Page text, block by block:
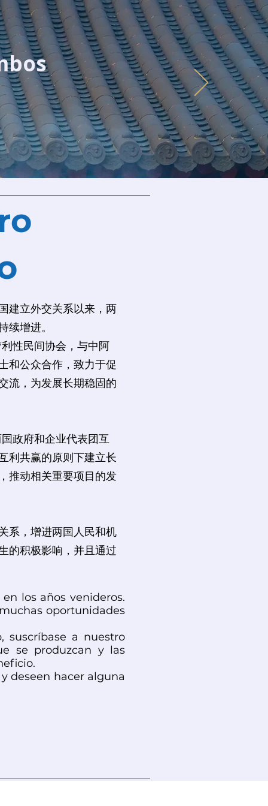
建立外交关系以来，两
续增进。
性民间协会，与中阿
和公众合作，致力于促
流，为发展长期稳固的
府和企业代表团互
利共赢的原则下建立长
推动相关重要项目的发
，增进两国人民和机
的积极影响，并且通过
los años venideros.
oportunidades
suscríbase a nuestro
se produzcan y las
deseen hacer alguna